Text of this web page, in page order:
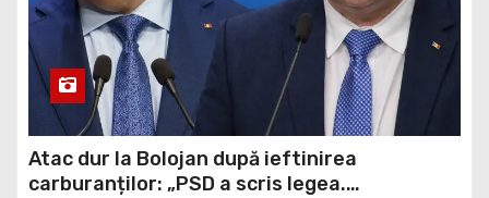
Atac dur la Bolojan după ieftinirea
carburanților: „PSD a scris legea.